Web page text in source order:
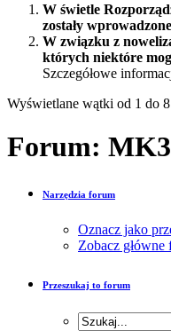
W świetle
zostały
W związku z
których niektóre
Szczegółowe
Wyświetlane wątki od 1 do
Forum:
Narzędzia forum
Oznacz jako
Zobacz główne
Przeszukaj to forum